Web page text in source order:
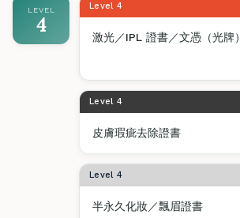
LEVEL
4
Level 4
激光／IPL 證書／文憑（光牌）
Level 4
皮膚瑕疵去除證書
Level 4
半永久化妝／飄眉證書